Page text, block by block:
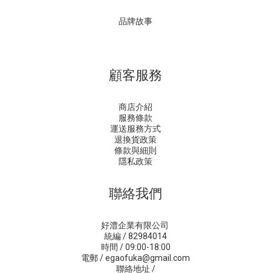
品牌故事
顧客服務
商店介紹
服務條款
運送服務方式
退換貨政策
條款與細則
隱私政策
聯絡我們
好澧企業有限公司
統編 / 82984014
時間 / 09:00-18:00
電郵 / egaofuka@gmail.com
聯絡地址 /